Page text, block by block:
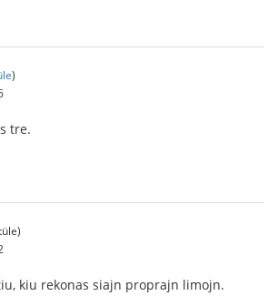
)
tre.
kiu rekonas siajn proprajn limojn.